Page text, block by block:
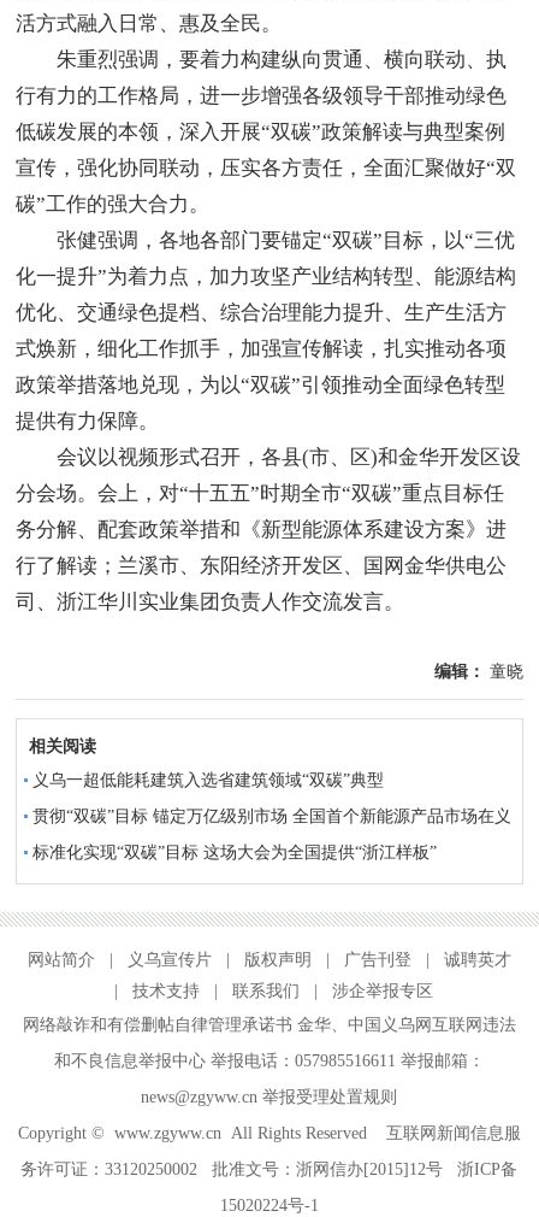
活方式融入日常、惠及全民。
朱重烈强调，要着力构建纵向贯通、横向联动、执
行有力的工作格局，进一步增强各级领导干部推动绿色
低碳发展的本领，深入开展“双碳”政策解读与典型案例
宣传，强化协同联动，压实各方责任，全面汇聚做好“双
碳”工作的强大合力。
张健强调，各地各部门要锚定“双碳”目标，以“三优
化一提升”为着力点，加力攻坚产业结构转型、能源结构
优化、交通绿色提档、综合治理能力提升、生产生活方
式焕新，细化工作抓手，加强宣传解读，扎实推动各项
政策举措落地兑现，为以“双碳”引领推动全面绿色转型
提供有力保障。
会议以视频形式召开，各县(市、区)和金华开发区设
分会场。会上，对“十五五”时期全市“双碳”重点目标任
务分解、配套政策举措和《新型能源体系建设方案》进
行了解读；兰溪市、东阳经济开发区、国网金华供电公
司、浙江华川实业集团负责人作交流发言。
编辑： 童晓
相关阅读
义乌一超低能耗建筑入选省建筑领域“双碳”典型
贯彻“双碳”目标 锚定万亿级别市场 全国首个新能源产品市场在义
乌盛大开业
标准化实现“双碳”目标 这场大会为全国提供“浙江样板”
网站简介 义乌宣传片 版权声明 广告刊登
诚聘英才
技术支持 联系我们
涉企举报专区
网络敲诈和有偿删帖自律管理承诺书 金华、 中国义乌网互联网违法
和不良信息举报中心举报电话：057985516611 举报邮箱：
news@zgyww.cn举报受理处置规则
Copyright © www.zgyww.cnAll Rights Reserved 互联网新闻信息服
务许可证：33120250002 批准文号：浙网信办[2015]12号浙ICP备
15020224号-1